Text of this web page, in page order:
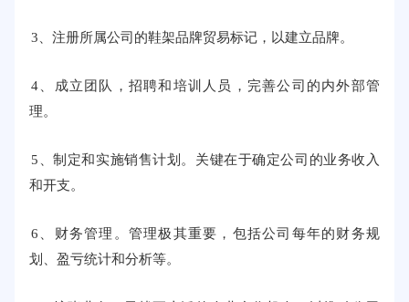
3、注册所属公司的鞋架品牌贸易标记，以建立品牌。
4、成立团队，招聘和培训人员，完善公司的内外部管
理。
5、制定和实施销售计划。关键在于确定公司的业务收入
和开支。
6、财务管理。管理极其重要，包括公司每年的财务规
划、盈亏统计和分析等。